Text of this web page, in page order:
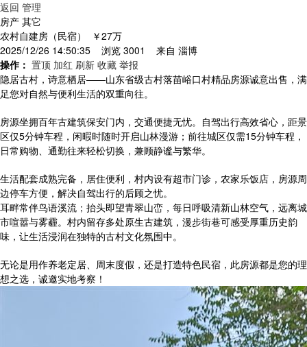
返回 管理
房产 其它
农村自建房（民宿）
￥27万
2025/12/26 14:50:35 浏览 3001 来自 淄博
操作： 置顶 加红 刷新 收藏 举报
隐居古村，诗意栖居——山东省级古村落苗峪口村精品房源诚意出售，满
足您对自然与便利生活的双重向往。
房源坐拥百年古建筑保安门内，交通便捷无忧。自驾出行高效省心，距景
区仅5分钟车程，闲暇时随时开启山林漫游；前往城区仅需15分钟车程，
日常购物、通勤往来轻松切换，兼顾静谧与繁华。
生活配套成熟完备，居住便利，村内设有超市门诊，农家乐饭店，房源周
边停车方便，解决自驾出行的后顾之忧。
耳畔常伴鸟语溪流；抬头即望青翠山峦，每日呼吸清新山林空气，远离城
市喧嚣与雾霾。村内留存多处原生古建筑，漫步街巷可感受厚重历史韵
味，让生活浸润在独特的古村文化氛围中。
无论是用作养老定居、周末度假，还是打造特色民宿，此房源都是您的理
想之选，诚邀实地考察！